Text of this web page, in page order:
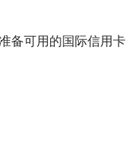
备可用的国际信用卡